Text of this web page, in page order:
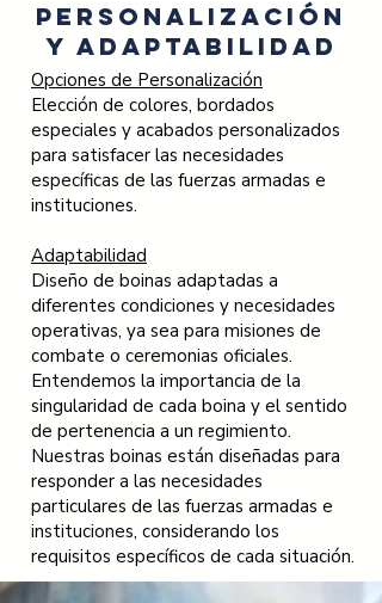
Personalización
y Adaptabilidad
Opciones de Personalización
Elección de colores, bordados
especiales y acabados personalizados
para satisfacer las necesidades
específicas de las fuerzas armadas e
instituciones.
Adaptabilidad
Diseño de boinas adaptadas a
diferentes condiciones y necesidades
operativas, ya sea para misiones de
combate o ceremonias oficiales.
Entendemos la importancia de la
singularidad de cada boina y el sentido
de pertenencia a un regimiento.
Nuestras boinas están diseñadas para
responder a las necesidades
particulares de las fuerzas armadas e
instituciones, considerando los
requisitos específicos de cada situación.